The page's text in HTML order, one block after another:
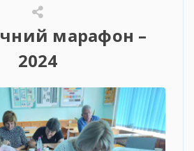
марафон –
2024